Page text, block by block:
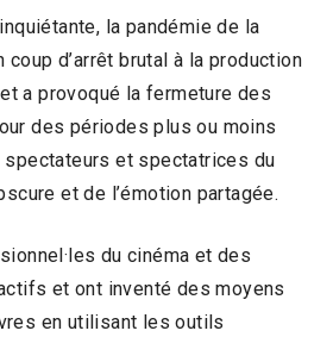
la pandémie de la
coup d’arrêt brutal à la production
a provoqué la fermeture des
des périodes plus ou moins
spectateurs et spectatrices du
et de l’émotion partagée.
du cinéma et des
et ont inventé des moyens
en utilisant les outils